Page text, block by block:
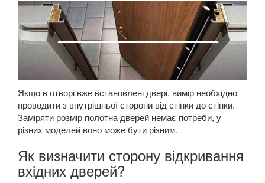
Якщо в отворі вже встановлені двері, вимір необхідно
проводити з внутрішньої сторони від стінки до стінки.
Заміряти розмір полотна дверей немає потреби, у
різних моделей воно може бути різним.
Як визначити сторону відкривання
вхідних дверей?